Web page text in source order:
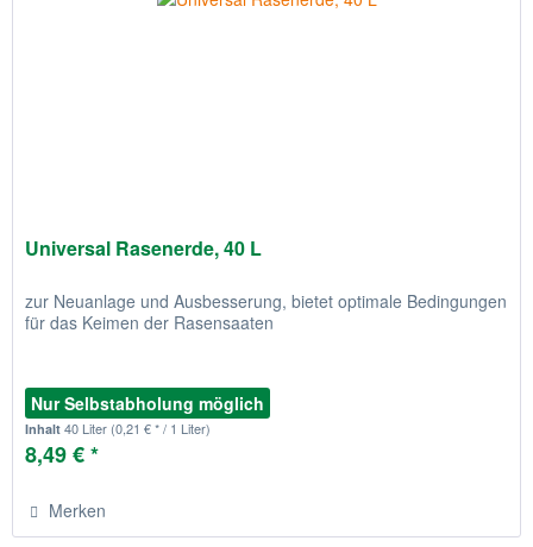
Universal Rasenerde, 40 L
zur Neuanlage und Ausbesserung, bietet optimale Bedingungen
für das Keimen der Rasensaaten
Nur Selbstabholung möglich
Inhalt40 Liter (0,21 € * / 1 Liter)
8,49 € *
Merken